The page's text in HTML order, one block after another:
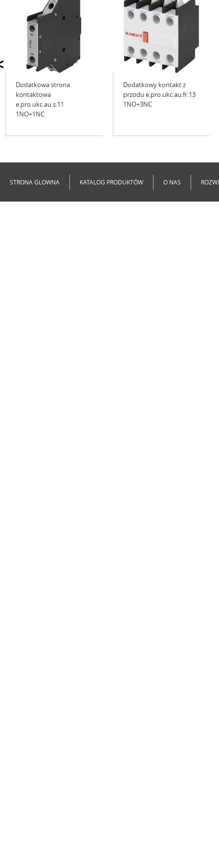
Dodatkowa strona
kontaktowa
e.pro.ukc.au.s.11
1NO+1NC
Dodatkowy kontakt z
przodu e.pro.ukc.au.fr.13
1NO+3NC
STRONA GLOWNA KATALOG PRODUKTÓW O NAS